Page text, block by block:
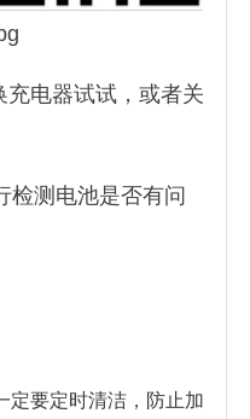
电器试试，或者关
检测电池是否有问
定要定时清洁，防止加